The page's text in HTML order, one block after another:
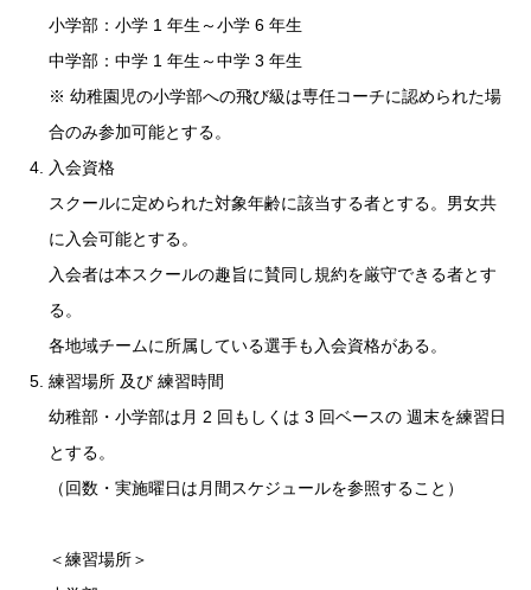
小学部：小学 1 年生～小学 6 年生
中学部：中学 1 年生～中学 3 年生
※ 幼稚園児の小学部への飛び級は専任コーチに認められた場
合のみ参加可能とする。
入会資格
スクールに定められた対象年齢に該当する者とする。男女共
に入会可能とする。
入会者は本スクールの趣旨に賛同し規約を厳守できる者とす
る。
各地域チームに所属している選手も入会資格がある。
練習場所 及び 練習時間
幼稚部・小学部は月 2 回もしくは 3 回ベースの 週末を練習日
とする。
（回数・実施曜日は月間スケジュールを参照すること）
＜練習場所＞